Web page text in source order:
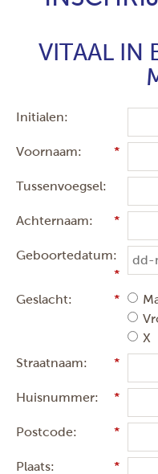
VITAAL IN
Initialen:
Voornaam:
Tussenvoegsel:
Achternaam:
Geboortedatum:
Geslacht:
X
Straatnaam:
Huisnummer:
Postcode:
Plaats: